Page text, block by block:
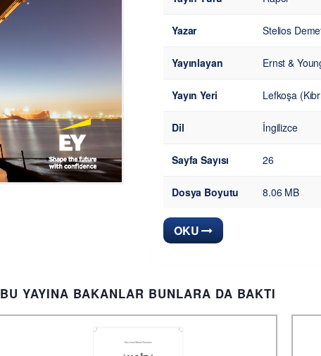
Yazar Stelios
Yayınlayan Ernst &
Yayın Yeri Lefkoşa
Dil İngilizce
Sayfa Sayısı 26
Dosya Boyutu 8.06 MB
OKU
BU YAYINA BAKANLAR BUNLARA DA BAKTI